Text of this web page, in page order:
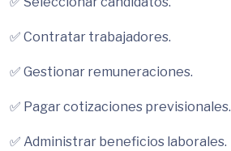
✅ Contratar trabajadores.
✅ Gestionar remuneraciones.
✅ Pagar cotizaciones previsionales.
✅ Administrar beneficios laborales.